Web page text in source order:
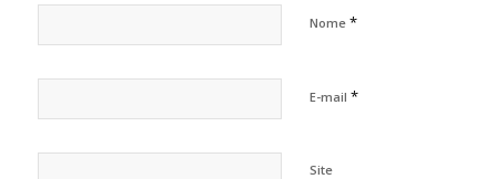
Nome *
E-mail *
Site